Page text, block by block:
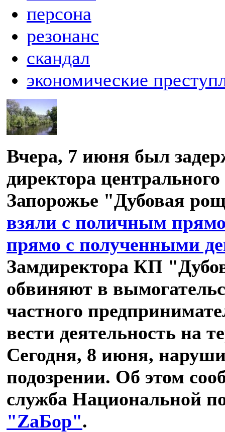
персона
резонанс
скандал
экономические
Вчера, 7 июня был
директора
Запорожье "Дубовая
взяли с поличным
прямо с полученными
Замдиректора КП
обвиняют в
частного
вести деятельность на
Сегодня, 8 июня,
подозрении. Об этом
служба Национальной
"ZаБор".